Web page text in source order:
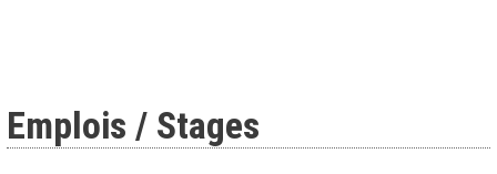
Emplois / Stages